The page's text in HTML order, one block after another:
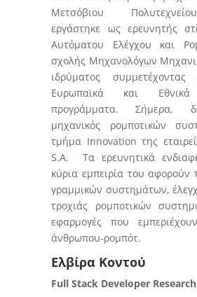
Μετσόβιου
εργάστηκε ως ερευνητής
Αυτόματου Ελέγχου και
σχολής Μηχανολόγων
ιδρύματος
Ευρωπαϊκά και Εθνικά
προγράμματα. Σήμερα,
μηχανικός ρομποτικών
τμήμα Innovation της
S.A. Τα ερευνητικά
κύρια εμπειρία του αφορούν
γραμμικών συστημάτων,
τροχιάς ρομποτικών
εφαρμογές που
άνθρωπου-ρομπότ.
Ελβίρα Κοντού
Full Stack Developer